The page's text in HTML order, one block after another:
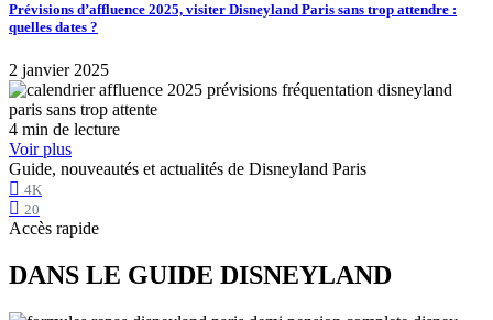
Prévisions d’affluence 2025, visiter Disneyland Paris sans trop attendre :
quelles dates ?
2 janvier 2025
4 min de lecture
Voir plus
Guide, nouveautés et actualités de Disneyland Paris
4K
20
Accès rapide
DANS LE GUIDE DISNEYLAND